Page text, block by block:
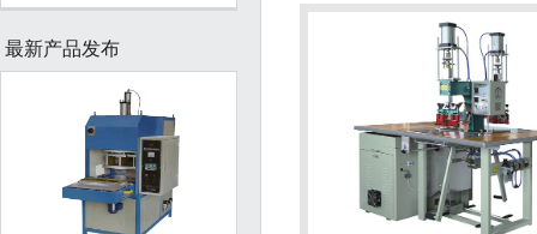
最新产品发布